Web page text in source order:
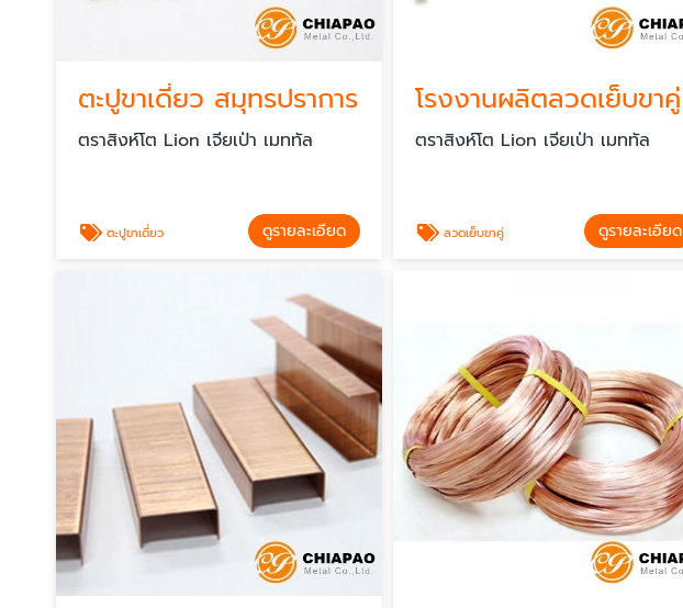
ตะปูขาเดี่ยว สมุทรปราการ
ตราสิงห์โต Lion เจียเป่า เมททัล
ตะปูขาเดี่ยว ดูรายละเอียด
โรงงานผลิตลวดเย็บขาคู่
ตราสิงห์โต Lion เจียเป่า เมททัล
ลวดเย็บขาคู่ ดูรายละเอียด